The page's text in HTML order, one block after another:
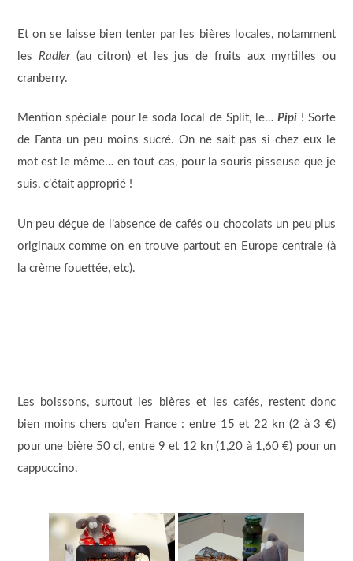
Et on se laisse bien tenter par les bières locales, notamment
les Radler(au citron) et les jus de fruits aux myrtilles ou
cranberry.
Mention spéciale pour le soda local de Split, le… Pipi! Sorte
de Fanta un peu moins sucré. On ne sait pas si chez eux le
mot est le même… en tout cas, pour la souris pisseuse que je
suis, c’était approprié !
Un peu déçue de l’absence de cafés ou chocolats un peu plus
originaux comme on en trouve partout en Europe centrale (à
la crème fouettée, etc).
Les boissons, surtout les bières et les cafés, restent donc
bien moins chers qu’en France : entre 15 et 22 kn (2 à 3 €)
pour une bière 50 cl, entre 9 et 12 kn (1,20 à 1,60 €) pour un
cappuccino.